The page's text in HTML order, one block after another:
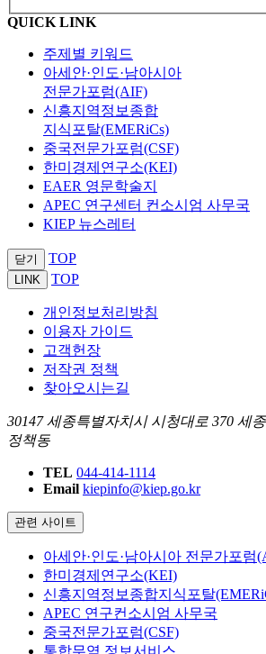
QUICK LINK
주제별 키워드
아세안·인도·남아시아
전문가포럼(AIF)
신흥지역정보종합
지식포탈(EMERiCs)
중국전문가포럼(CSF)
한미경제연구소(KEI)
EAER 영문학술지
APEC 연구센터 컨소시엄 사무국
KIEP 뉴스레터
닫기 TOP
LINK TOP
개인정보처리방침
이용자 가이드
고객헌장
저작권 정책
찾아오시는길
30147 세종특별자치시 시청대로 370 세
정책동
TEL 044-414-1114
Email kiepinfo@kiep.go.kr
관련 사이트
아세안·인도·남아시아 전문가포럼
한미경제연구소(KEI)
신흥지역정보종합지식포탈
APEC 연구컨소시엄 사무국
중국전문가포럼(CSF)